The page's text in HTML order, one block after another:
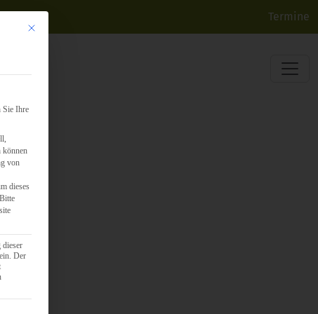
Termine
Mit diesem Button wird der Dialog geschlossen. Seine Funktionalität ist identisch mit
Sie Ihre
können
von
dieses
Bitte
dieser
Der